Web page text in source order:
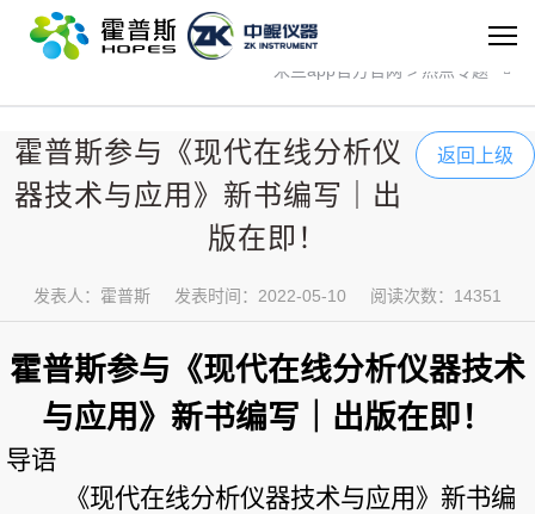
米兰app官方官网
米兰app官方官网 > 热点专题
返回上级
霍普斯参与《现代在线分析仪
器技术与应用》新书编写｜出
版在即！
发表人：霍普斯 发表时间：2022-05-10 阅读次数：14351
霍普斯参与《现代在线分析仪器技术
与应用》新书编写｜出版在即！
导语
《现代在线分析仪器技术与应用》新书编